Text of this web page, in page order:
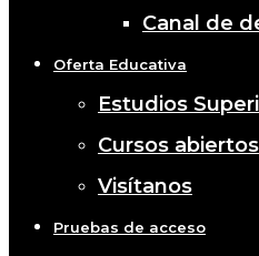
Canal de
Oferta Educativa
Estudios
Cursos abiertos
Visítanos
Pruebas de acceso